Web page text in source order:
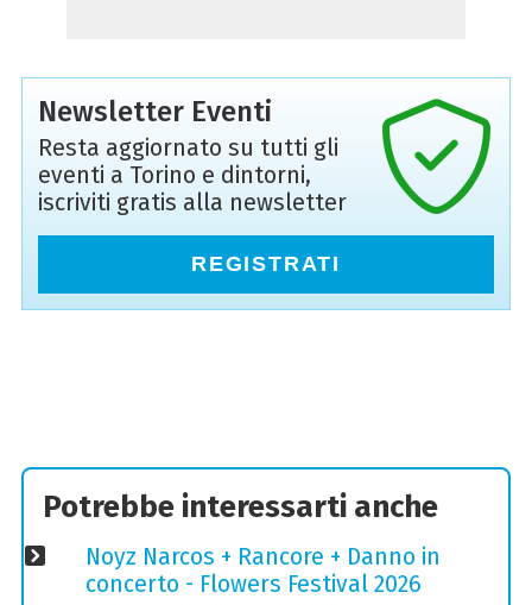
Newsletter Eventi
Resta aggiornato su tutti gli
eventi a Torino e dintorni,
iscriviti gratis alla newsletter
REGISTRATI
Potrebbe interessarti anche
Noyz Narcos + Rancore + Danno in
concerto - Flowers Festival 2026